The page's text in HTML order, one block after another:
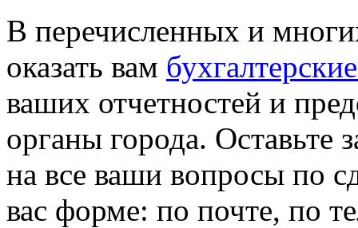
В перечисленных и
оказать вам
ваших отчетностей и
органы города. Оставьте
на все ваши вопросы по
вас форме: по почте, по